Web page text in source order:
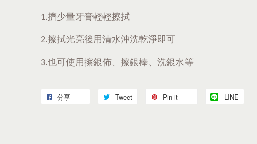
1.擠少量牙膏輕輕擦拭
2.擦拭光亮後用清水沖洗乾淨即可
3.也可使用擦銀佈、擦銀棒、洗銀水等
分享 Tweet Pin it LINE